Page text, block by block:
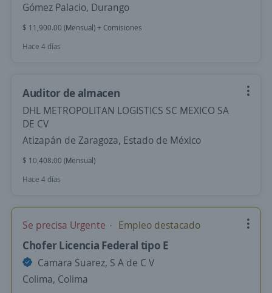
Gómez Palacio, Durango
$ 11,900.00 (Mensual) + Comisiones
Hace 4 días
Auditor de almacen
DHL METROPOLITAN LOGISTICS SC MEXICO SA
DE CV
Atizapán de Zaragoza, Estado de México
$ 10,408.00 (Mensual)
Hace 4 días
Se precisa Urgente Empleo destacado
Chofer Licencia Federal tipo E
Camara Suarez, S A de C V
Colima, Colima